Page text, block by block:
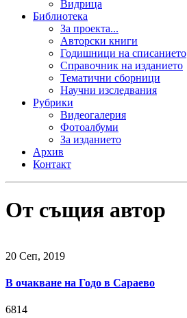
Видрица
Библиотека
За проекта...
Авторски книги
Годишници на списанието
Справочник на изданието
Тематични сборници
Научни изследвания
Рубрики
Видеогалерия
Фотоалбуми
За изданието
Архив
Контакт
От същия автор
20 Сeп, 2019
В очакване на Годо в Сараево
6814